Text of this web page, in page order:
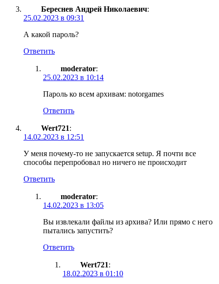
Береснев Андрей Николаевич:
25.02.2023 в 09:31
А какой пароль?
Ответить
moderator:
25.02.2023 в 10:14
Пароль ко всем архивам: notorgames
Ответить
Wert721:
14.02.2023 в 12:51
У меня почему-то не запускается setup. Я почти все
способы перепробовал но ничего не происходит
Ответить
moderator:
14.02.2023 в 13:05
Вы извлекали файлы из архива? Или прямо с него
пытались запустить?
Ответить
Wert721:
18.02.2023 в 01:10